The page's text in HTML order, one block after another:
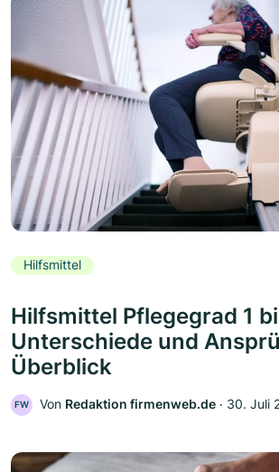
Hilfsmittel
Hilfsmittel Pflegegrad 1
Unterschiede und
Überblick
FW Von Redaktion firmenweb.de ‧ 30. Juli